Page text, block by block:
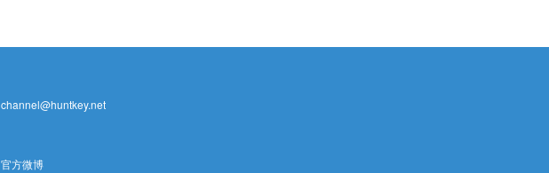
channel@huntkey.net
官方微博